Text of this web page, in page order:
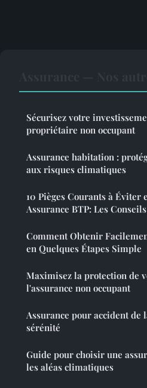
Sécurisez votre
propriétaire non occupant
Assurance habitation :
aux risques climatiques
10 Pièges Courants à Éviter
Assurance BTP: Les
Comment Obtenir
en Quelques Étapes Simple
Maximisez la protection de
l'assurance non occupant
Assurance pour accident de
sérénité
Guide pour choisir une
les aléas climatiques